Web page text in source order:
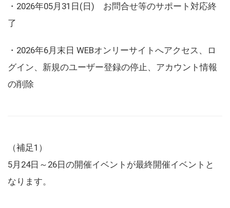
・2026年05月31日(日) お問合せ等のサポート対応終
了
・2026年6月末日 WEBオンリーサイトへアクセス、ロ
グイン、新規のユーザー登録の停止、アカウント情報
の削除
（補足1）
5月24日～26日の開催イベントが最終開催イベントと
なります。